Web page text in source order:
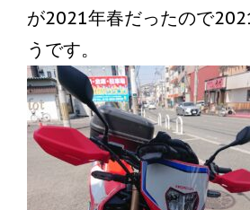
が2021年春だったので
うです。